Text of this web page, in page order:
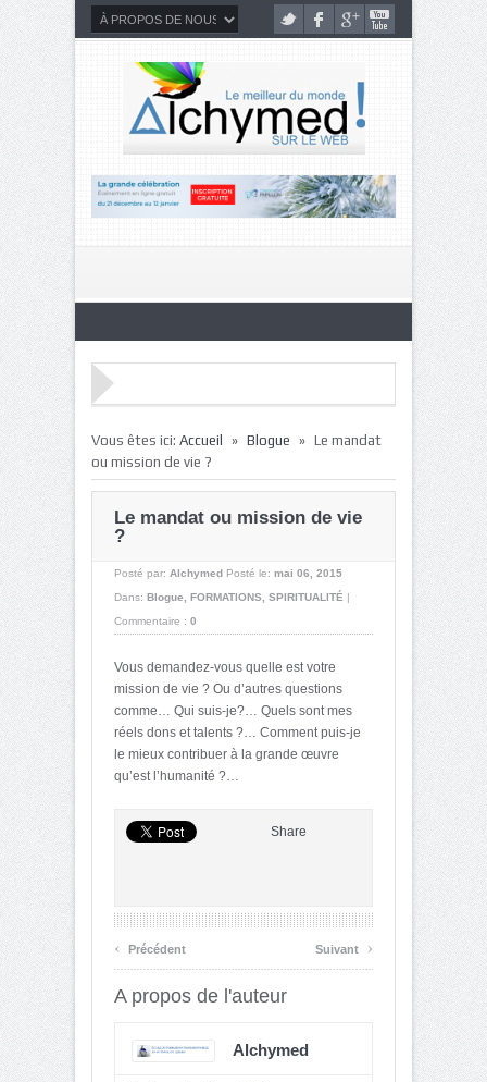
Vous êtes ici: Accueil » Blogue » Le mandat
ou mission de vie ?
Le mandat ou mission de vie
?
Posté par: Alchymed Posté le: mai 06, 2015
Dans: Blogue FORMATIONS SPIRITUALITÉ |
Commentaire : 0
Vous demandez-vous quelle est votre
mission de vie ? Ou d’autres questions
comme… Qui suis-je?… Quels sont mes
réels dons et talents ?… Comment puis-je
le mieux contribuer à la grande œuvre
qu’est l’humanité ?…
Share
‹ Précédent Suivant ›
A propos de l'auteur
Alchymed